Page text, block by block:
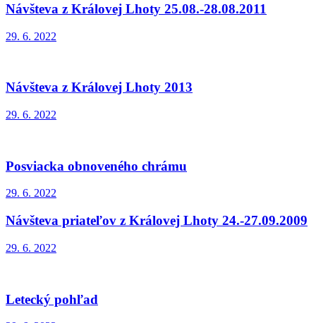
Návšteva z Královej Lhoty 25.08.-28.08.2011
29. 6. 2022
Návšteva z Královej Lhoty 2013
29. 6. 2022
Posviacka obnoveného chrámu
29. 6. 2022
Návšteva priateľov z Královej Lhoty 24.-27.09.2009
29. 6. 2022
Letecký pohľad